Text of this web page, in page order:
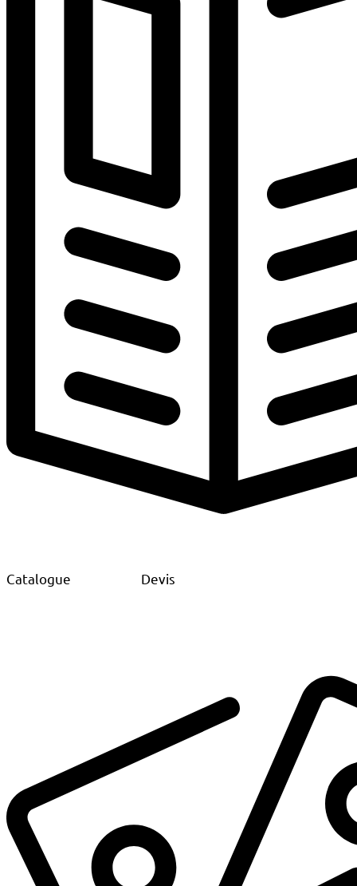
Catalogue Devis